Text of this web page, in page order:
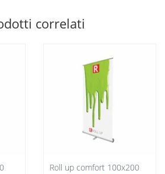
correlati
Roll up comfort 100x200